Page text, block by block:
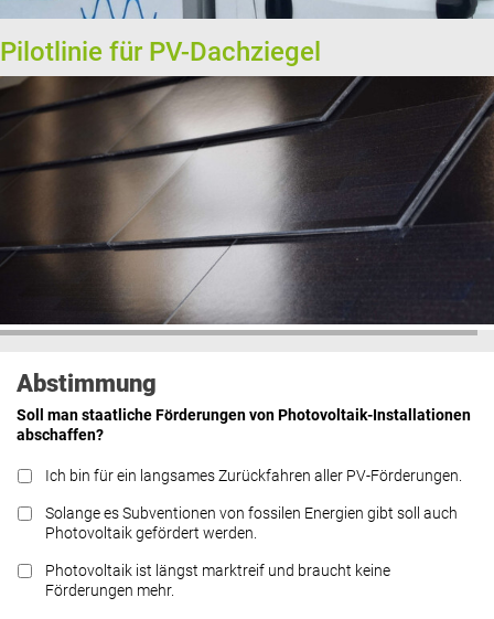
Pilotlinie für PV-Dachziegel
Abstimmung
Soll man staatliche Förderungen von Photovoltaik-Installationen
abschaffen?
Ich bin für ein langsames Zurückfahren aller PV-Förderungen.
Solange es Subventionen von fossilen Energien gibt soll auch
Photovoltaik gefördert werden.
Photovoltaik ist längst marktreif und braucht keine
Förderungen mehr.